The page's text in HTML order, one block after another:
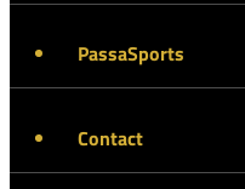
PassaSports
Contact